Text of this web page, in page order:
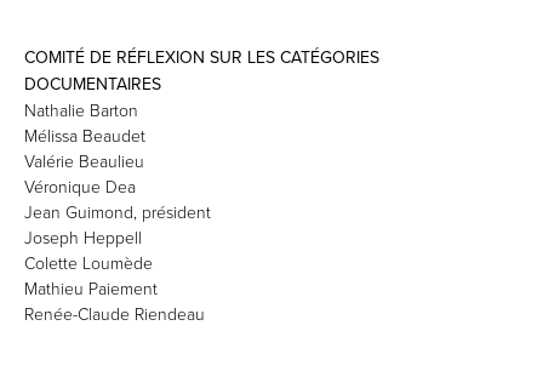
COMITÉ DE RÉFLEXION SUR LES CATÉGORIES
DOCUMENTAIRES
Nathalie Barton
Mélissa Beaudet
Valérie Beaulieu
Véronique Dea
Jean Guimond, président
Joseph Heppell
Colette Loumède
Mathieu Paiement
Renée-Claude Riendeau